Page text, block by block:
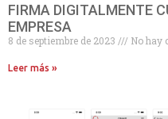
FIRMA DIGITALMENTE
EMPRESA
8 de septiembre de 2023 No hay
Leer más »